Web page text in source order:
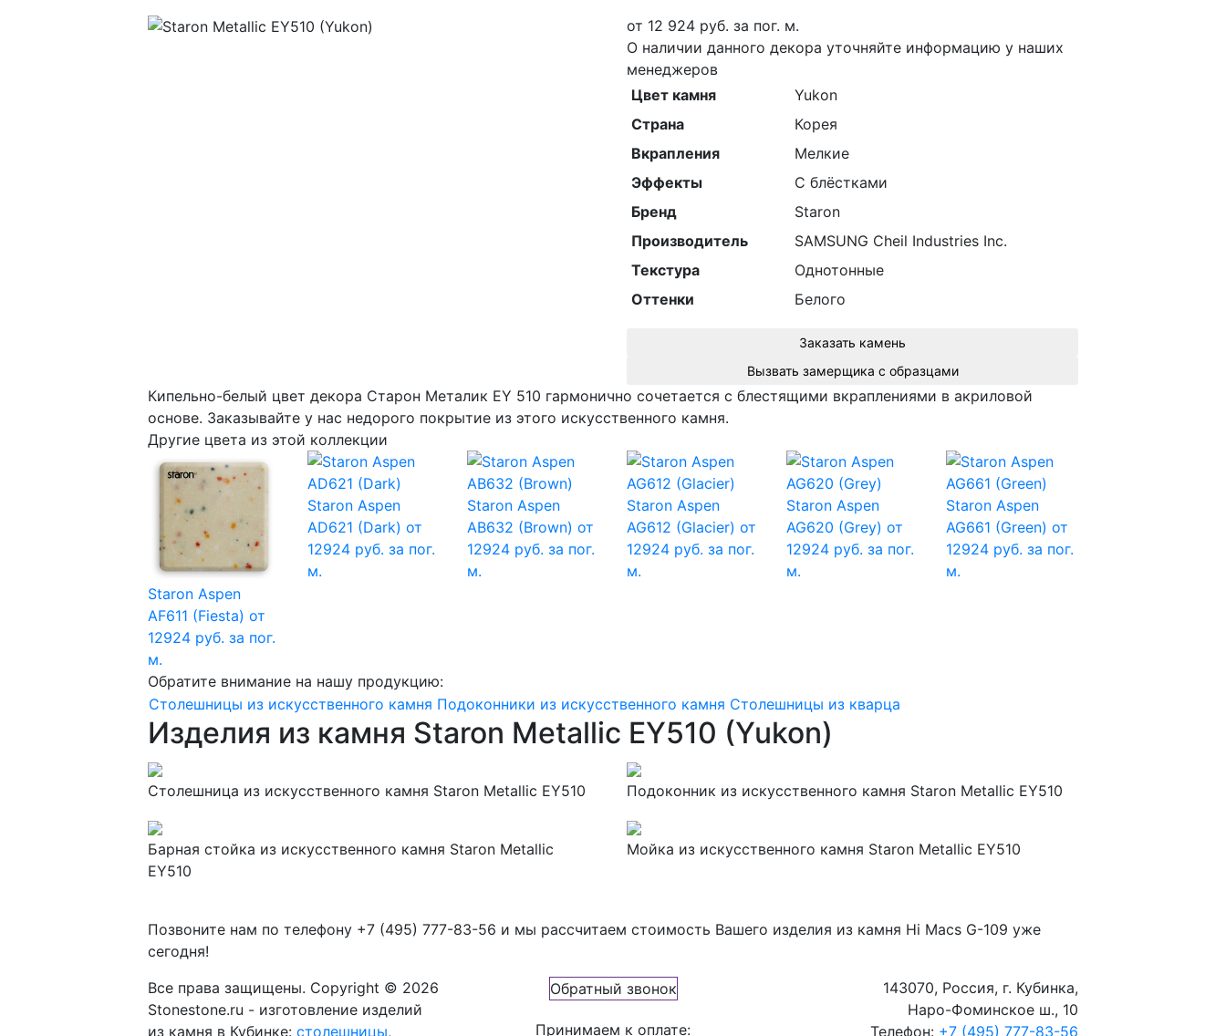
от 12 924 руб. за пог. м.
О наличии данного декора уточняйте информацию у наших
менеджеров
Цвет камня
Yukon
Страна
Корея
Вкрапления
Мелкие
Эффекты
С блёстками
Бренд
Staron
Производитель
SAMSUNG Cheil Industries Inc.
Текстура
Однотонные
Оттенки
Белого
Заказать камень
Вызвать замерщика с образцами
Кипельно-белый цвет декора Cтарон Металик EY 510 гармонично сочетается с блестящими вкраплениями в акриловой
основе. Заказывайте у нас недорого покрытие из этого искусственного камня.
Другие цвета из этой коллекции
Staron Aspen
AF611 (Fiesta) от
12924 руб. за пог.
м.
Staron Aspen
AD621 (Dark) от
12924 руб. за пог.
м.
Staron Aspen
AB632 (Brown) от
12924 руб. за пог.
м.
Staron Aspen
AG612 (Glacier) от
12924 руб. за пог.
м.
Staron Aspen
AG620 (Grey) от
12924 руб. за пог.
м.
Staron Aspen
AG661 (Green) от
12924 руб. за пог.
м.
Обратите внимание на нашу продукцию:
Столешницы из искусственного камня Подоконники из искусственного камня Столешницы из кварца
Изделия из камня Staron Metallic EY510 (Yukon)
Столешница из искусственного камня Staron Metallic EY510 Подоконник из искусственного камня Staron Metallic EY510
Барная стойка из искусственного камня Staron Metallic
EY510
Мойка из искусственного камня Staron Metallic EY510
Позвоните нам по телефону +7 (495) 777-83-56 и мы рассчитаем стоимость Вашего изделия из камня Hi Macs G-109 уже
сегодня!
Все права защищены. Copyright © 2026
Stonestone.ru - изготовление изделий
из камня в Кубинке: столешницы,
Обратный звонок
Принимаем к оплате:
143070, Россия, г. Кубинка,
Наро-Фоминское ш., 10
Телефон: +7 (495) 777-83-56